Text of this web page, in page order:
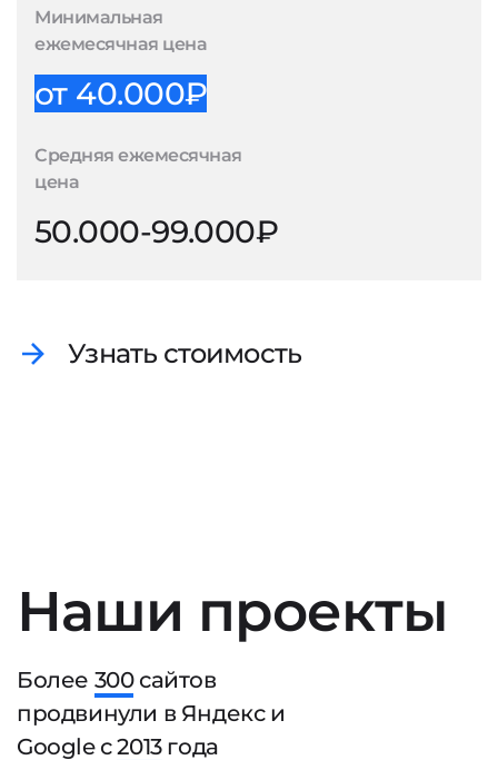
Минимальная
ежемесячная цена
от 40.000₽
Средняя ежемесячная
цена
50.000-99.000₽
Узнать стоимость
Наши проекты
Более 300сайтов
продвинули в Яндекс и
Google с2013года